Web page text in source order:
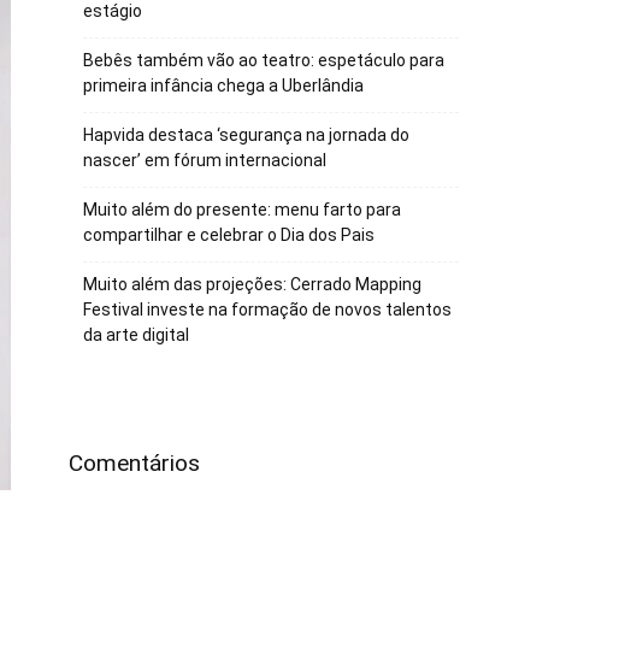
estágio
Bebês também vão ao teatro: espetáculo para
primeira infância chega a Uberlândia
Hapvida destaca ‘segurança na jornada do
nascer’ em fórum internacional
Muito além do presente: menu farto para
compartilhar e celebrar o Dia dos Pais
Muito além das projeções: Cerrado Mapping
Festival investe na formação de novos talentos
da arte digital
Comentários